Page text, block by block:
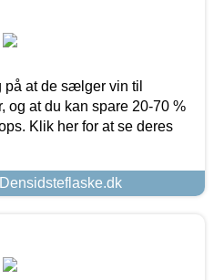
på at de sælger vin til
og at du kan spare 20-70 %
Klik her for at se deres